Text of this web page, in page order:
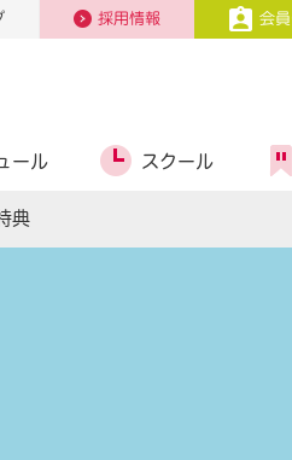
採用情報 会
典
ール スクール